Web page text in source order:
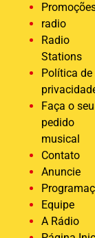
radio
Radio
Stations
Política de
Faça o seu
pedido
musical
Contato
Anuncie
Equipe
A Rádio